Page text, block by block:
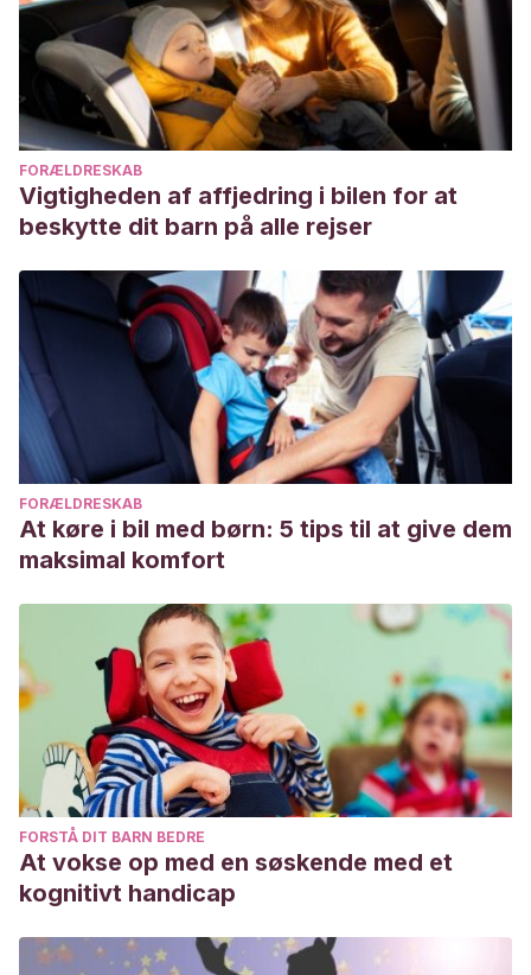
FORÆLDRESKAB
Vigtigheden af affjedring i bilen for at
beskytte dit barn på alle rejser
FORÆLDRESKAB
At køre i bil med børn: 5 tips til at give dem
maksimal komfort
FORSTÅ DIT BARN BEDRE
At vokse op med en søskende med et
kognitivt handicap